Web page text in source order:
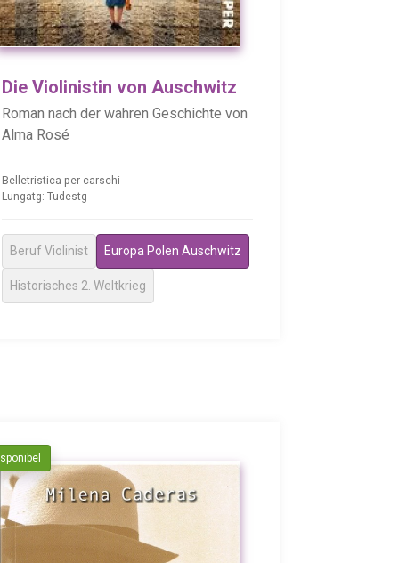
Die Violinistin von Auschwitz
Roman nach der wahren Geschichte von
Alma Rosé
Belletristica per carschi
Lungatg: Tudestg
Beruf Violinist Europa Polen Auschwitz
Historisches 2. Weltkrieg